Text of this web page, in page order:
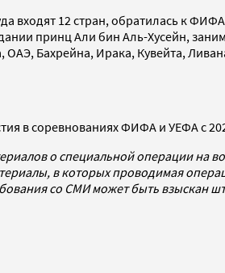
входят 12 стран, обратилась к
принц Али бин Аль-Хусейн,
Бахрейна, Ирака, Кувейта,
в соревнованиях ФИФА и УЕФА с
о специальной операции на
в которых проводимая
со СМИ может быть взыскан